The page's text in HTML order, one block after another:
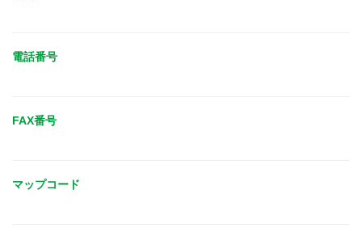
電話番号
FAX番号
マップコード